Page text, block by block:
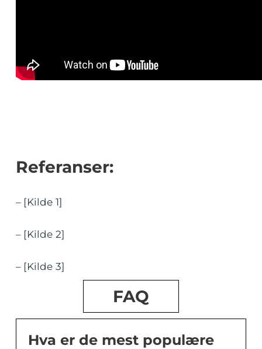
Referanser:
– [Kilde 1]
– [Kilde 2]
– [Kilde 3]
FAQ
Hva er de mest populære